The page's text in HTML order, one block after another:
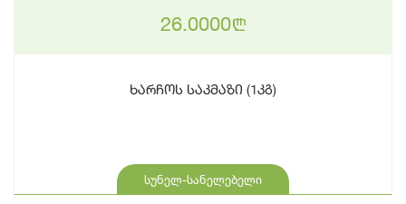
26.0000n
ხარჩოს საკმაზი (1კგ)
სუნელ-სანელებელი